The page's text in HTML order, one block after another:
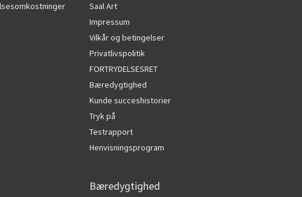
Saal Art
Impressum
Vilkår og betingelser
Privatlivspolitik
FORTRYDELSESRET
Bæredygtighed
Kunde succeshistorier
Tryk på
Testrapport
Henvisningsprogram
Bæredygtighed